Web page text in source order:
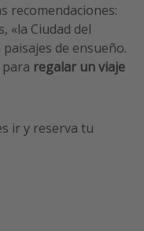
recomendaciones:
«la Ciudad del
de ensueño.
regalar un viaje
ir y reserva tu